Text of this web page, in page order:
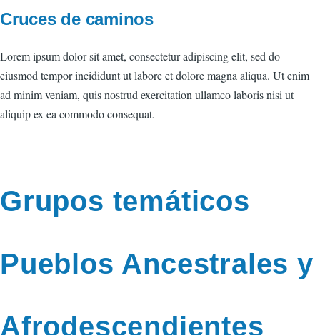
Cruces de caminos
Lorem ipsum dolor sit amet, consectetur adipiscing elit, sed do
eiusmod tempor incididunt ut labore et dolore magna aliqua. Ut enim
ad minim veniam, quis nostrud exercitation ullamco laboris nisi ut
aliquip ex ea commodo consequat.
Grupos temáticos
Pueblos Ancestrales y
Afrodescendientes